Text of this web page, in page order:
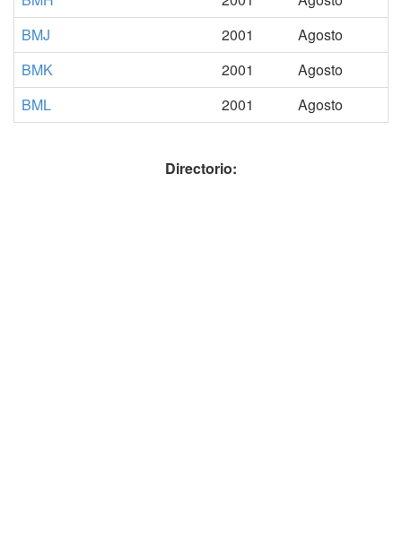
BMJ
2001
Agosto
BMK
2001
Agosto
BML
2001 Agosto
Directorio: